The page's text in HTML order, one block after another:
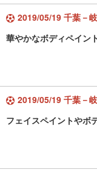
2019/05/19 千葉－
華やかなボディペイン
2019/05/19 千葉－
フェイスペイントやボ